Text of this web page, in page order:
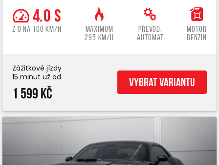
4.0 s
z 0 na 100 km/h
Maximum
295 km/h
Převod.
automat
Motor
benzin
Zážitkové jízdy
15 minut už od
1 599 Kč
Vybrat variantu